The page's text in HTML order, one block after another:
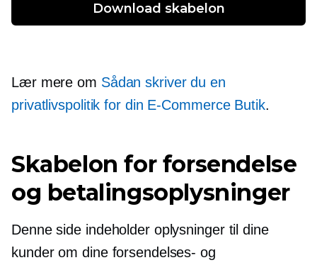
Download skabelon
Lær mere om Sådan skriver du en
privatlivspolitik for din E-CommerceButik.
Skabelon for forsendelse
og betalingsoplysninger
Denne side indeholder oplysninger til dine
kunder om dine forsendelses- og